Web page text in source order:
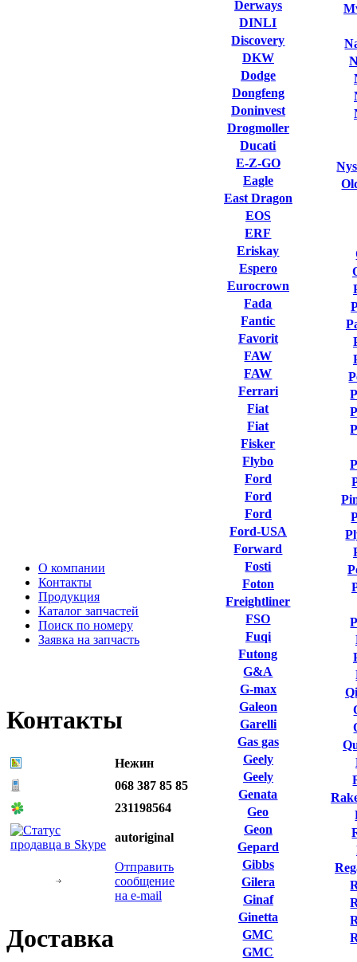
О компании
Контакты
Продукция
Каталог запчастей
Поиск по номеру
Заявка на запчасть
Контакты
Нежин
068 387 85 85
231198564
autoriginal
Отправить
сообщение
на e-mail
Доставка
Derways
DINLI
Discovery
DKW
Dodge
Dongfeng
Doninvest
Drogmoller
Ducati
E-Z-GO
Eagle
East Dragon
EOS
ERF
Eriskay
Espero
Eurocrown
Fada
Fantic
Favorit
FAW
FAW
Ferrari
Fiat
Fiat
Fisker
Flybo
Ford
Ford
Ford
Ford-USA
Forward
Fosti
Foton
Freightliner
FSO
Fuqi
Futong
G&A
G-max
Galeon
Garelli
Gas gas
Geely
Geely
Genata
Geo
Geon
Gepard
Gibbs
Gilera
Ginaf
Ginetta
GMC
GMC